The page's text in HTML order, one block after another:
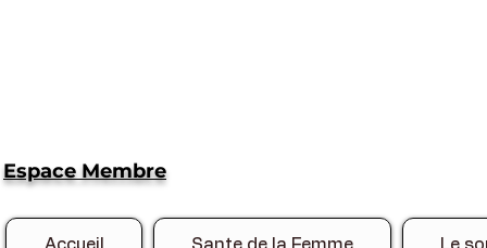
Espace Membre
Accueil Sante de la Femme Le